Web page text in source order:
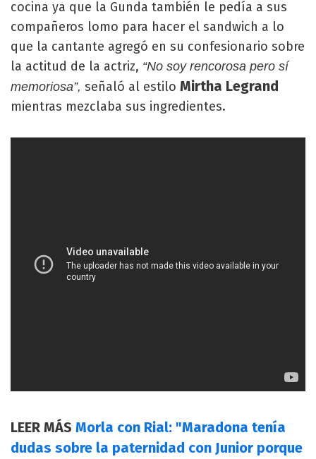
cocina ya que la Gunda también le pedía a sus
compañeros lomo para hacer el sandwich a lo
que la cantante agregó en su confesionario sobre
la actitud de la actriz, “No soy rencorosa pero sí
memoriosa”, señaló al estilo Mirtha Legrand
mientras mezclaba sus ingredientes.
LEER MÁS Morla con Rial: "Maradona tenía
dudas sobre la paternidad con Junior porque